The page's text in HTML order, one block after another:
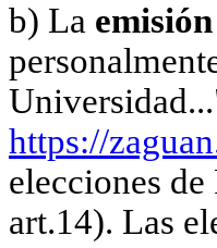
b) La
https://
elecciones de
art.14). Las